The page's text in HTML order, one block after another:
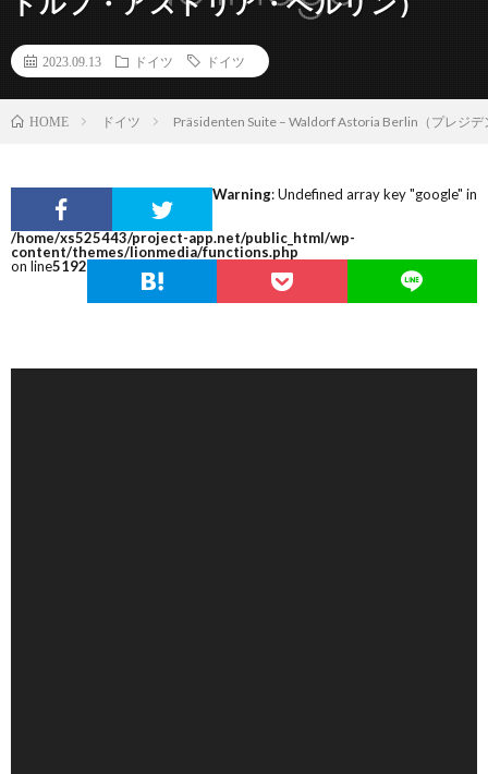
2023.09.13 ドイツ ドイツ
HOME ドイツ Präsidenten Suite – Waldorf Astoria Berlin（プレジ
Warning: Undefined array key "google" in
/home/xs525443/project-app.net/public_html/wp-
content/themes/lionmedia/functions.php
on line5192